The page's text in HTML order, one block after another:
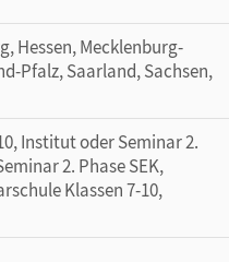
Hessen, Mecklenburg-
Pfalz, Saarland, Sachsen,
Institut oder Seminar 2.
2. Phase SEK,
Klassen 7-10,